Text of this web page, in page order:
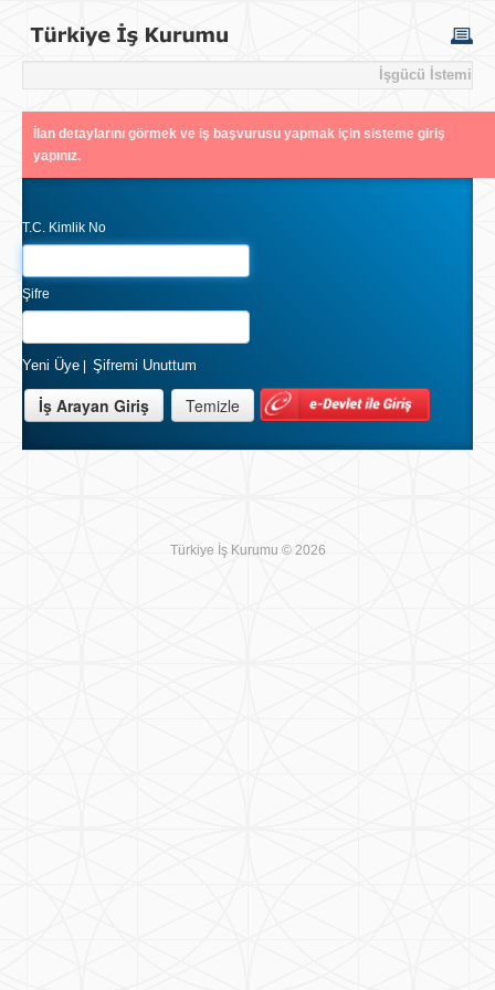
İşgücü İstemi
İlan detaylarını görmek ve iş başvurusu yapmak için sisteme giriş
yapınız.
T.C. Kimlik No
Şifre
Yeni Üye Şifremi Unuttum
Türkiye İş Kurumu © 2026